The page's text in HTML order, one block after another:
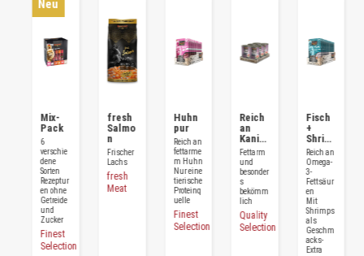
Neu
Mix-
Pack
6
verschie
dene
Sorten
Rezeptur
en ohne
Getreide
und
Zucker
Finest
Selection
fresh
Salmo
n
Frischer
Lachs
fresh
Meat
Huhn
pur
Reich an
fettarme
m Huhn
Nur eine
tierische
Proteinq
uelle
Finest
Selection
Reich
an
Kanin
chen
Fettarm
und
besonder
s
bekömm
lich
Quality
Selection
Fisch
+
Shrim
ps
Reich an
Omega-
3-
Fettsäur
en
Mit
Shrimps
als
Geschm
acks-
Extra